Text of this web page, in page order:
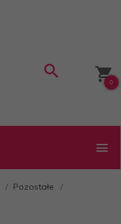
0
Pozostałe